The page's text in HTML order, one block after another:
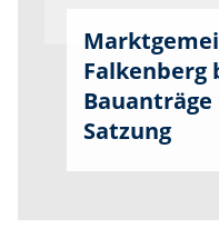
Falkenberg
Satzung